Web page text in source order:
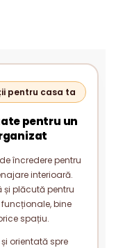
pentru casa ta
pentru un
încredere pentru
interioară.
și plăcută pentru
bine
spațiu.
orientată spre